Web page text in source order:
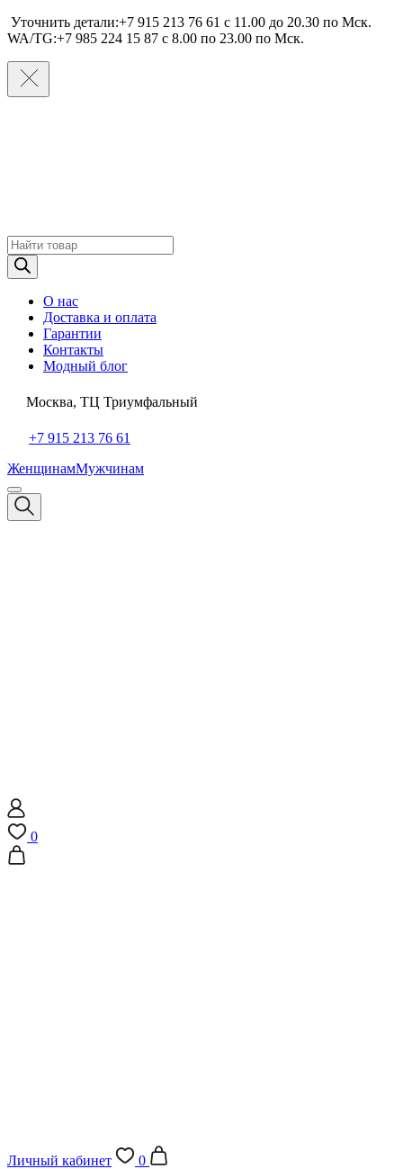
Уточнить детали:+7 915 213 76 61 c 11.00 до 20.30 по Мcк.
WA/TG:+7 985 224 15 87 c 8.00 по 23.00 по Мcк.
Поиск
товаров
О нас
Доставка и оплата
Гарантии
Контакты
Модный блог
Москва, ТЦ Триумфальный
+7 915 213 76 61
ЖенщинамМужчинам
0
Личный кабинет
0